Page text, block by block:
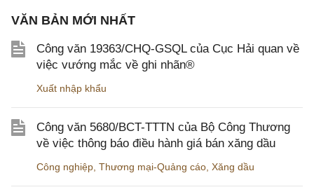
VĂN BẢN MỚI NHẤT
Công văn 19363/CHQ-GSQL của Cục Hải quan về
việc vướng mắc về ghi nhãn®
Xuất nhập khẩu
Công văn 5680/BCT-TTTN của Bộ Công Thương
về việc thông báo điều hành giá bán xăng dầu
Công nghiệp Thương mại-Quảng cáo Xăng dầu